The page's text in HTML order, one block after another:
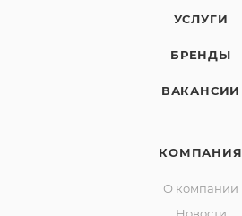
УСЛУГИ
БРЕНДЫ
ВАКАНСИИ
КОМПАНИЯ
О компании